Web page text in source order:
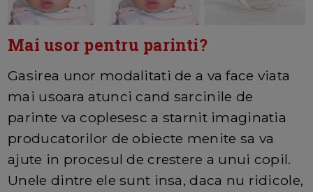
Mai usor pentru parinti?
Gasirea unor modalitati de a va face viata
mai usoara atunci cand sarcinile de
parinte va coplesesc a starnit imaginatia
producatorilor de obiecte menite sa va
ajute in procesul de crestere a unui copil.
Unele dintre ele sunt insa, daca nu ridicole,